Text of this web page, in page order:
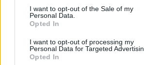
consent section.
I want to opt-out of the Sale of my
Personal Data.
Opted In
I want to opt-out of processing my
Personal Data for Targeted
Opted In